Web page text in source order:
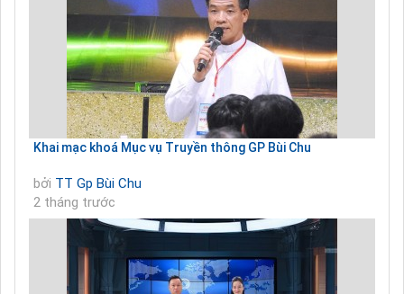
Khai mạc khoá Mục vụ Truyền thông GP Bùi Chu
bởi TT Gp Bùi Chu
2 tháng trước